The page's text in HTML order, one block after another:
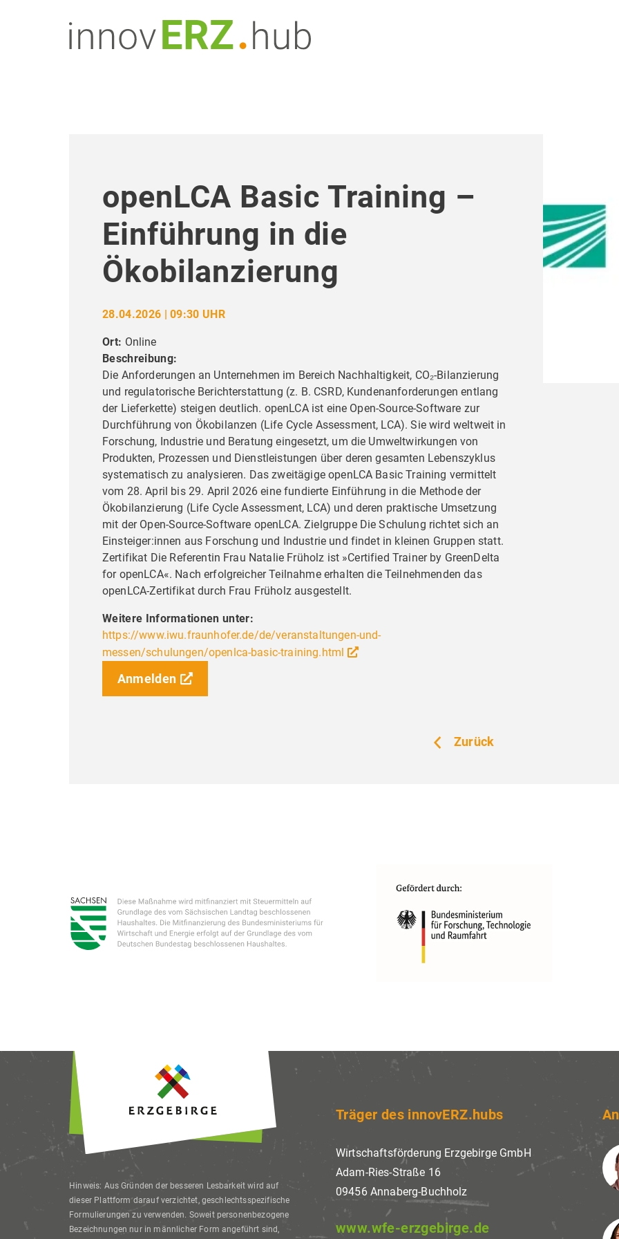
openLCA Basic Training –
Einführung in die
Ökobilanzierung
28.04.2026 | 09:30 UHR
Ort: Online
Beschreibung:
Die Anforderungen an Unternehmen im Bereich Nachhaltigkeit, CO₂-Bilanzierung
und regulatorische Berichterstattung (z. B. CSRD, Kundenanforderungen entlang
der Lieferkette) steigen deutlich. openLCA ist eine Open-Source-Software zur
Durchführung von Ökobilanzen (Life Cycle Assessment, LCA). Sie wird weltweit in
Forschung, Industrie und Beratung eingesetzt, um die Umweltwirkungen von
Produkten, Prozessen und Dienstleistungen über deren gesamten Lebenszyklus
systematisch zu analysieren. Das zweitägige openLCA Basic Training vermittelt
vom 28. April bis 29. April 2026 eine fundierte Einführung in die Methode der
Ökobilanzierung (Life Cycle Assessment, LCA) und deren praktische Umsetzung
mit der Open-Source-Software openLCA. Zielgruppe Die Schulung richtet sich an
Einsteiger:innen aus Forschung und Industrie und findet in kleinen Gruppen statt.
Zertifikat Die Referentin Frau Natalie Früholz ist »Certified Trainer by GreenDelta
for openLCA«. Nach erfolgreicher Teilnahme erhalten die Teilnehmenden das
openLCA-Zertifikat durch Frau Früholz ausgestellt.
Weitere Informationen unter:
https://www.iwu.fraunhofer.de/de/veranstaltungen-und-
messen/schulungen/openlca-basic-training.html
Anmelden
Zurück
Hinweis: Aus Gründen der besseren Lesbarkeit wird auf
dieser Plattform darauf verzichtet, geschlechtsspezifische
Formulierungen zu verwenden. Soweit personenbezogene
Bezeichnungen nur in männlicher Form angeführt sind,
Träger des innovERZ.hubs
Wirtschaftsförderung Erzgebirge GmbH
Adam-Ries-Straße 16
09456 Annaberg-Buchholz
www.wfe-erzgebirge.de
Diese Seite nutzt Website Tracking-Technologien von Dritten,
Dienste anzubieten, stetig zu verbessern und Werbung